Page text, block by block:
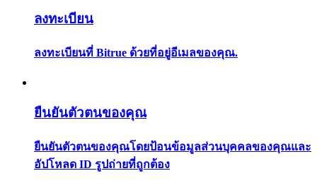
เรียนรู้วิธีการรักษาผลกำไร
ลงทะเบียน
ลงทะเบียนที่ Bitrue ด้วยที่อยู่อีเมลของคุณ.
ยืนยันตัวตนของคุณ
ยืนยันตัวตนของคุณโดยป้อนข้อมูลส่วนบุคคลของคุณและ
อัปโหลด ID รูปถ่ายที่ถูกต้อง